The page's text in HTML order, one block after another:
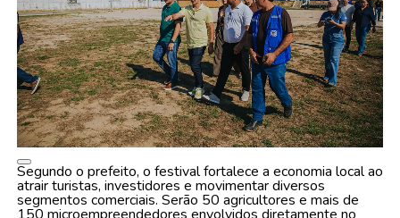
Segundo o prefeito, o festival fortalece a economia local ao
atrair turistas, investidores e movimentar diversos
segmentos comerciais. Serão 50 agricultores e mais de